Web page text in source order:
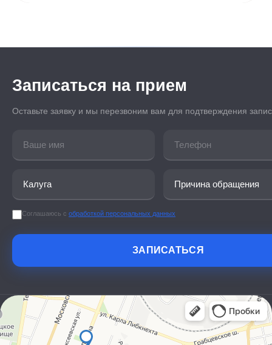
Записаться на прием
Оставьте заявку и мы перезвоним вам для подтверждения
Соглашаюсь с обработкой персональных данных
ЗАПИСАТЬСЯ